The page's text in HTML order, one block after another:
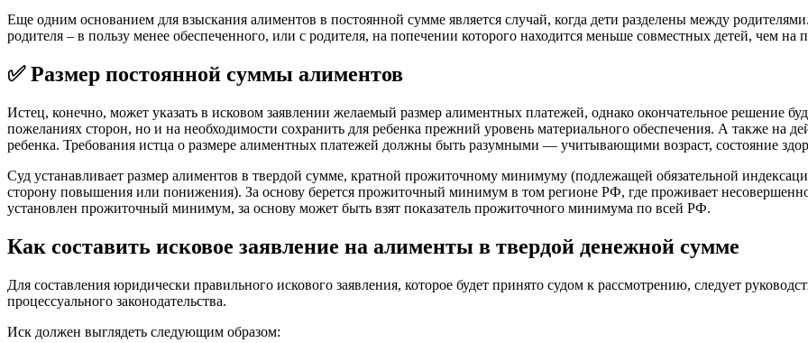
Еще одним основанием для взыскания алиментов в постоянной сумме является случай, когда дети разделены между
родителя – в пользу менее обеспеченного, или с родителя, на попечении которого находится меньше совместных детей, чем на
✅ Размер постоянной суммы алиментов
Истец, конечно, может указать в исковом заявлении желаемый размер алиментных платежей, однако окончательное решение
пожеланиях сторон, но и на необходимости сохранить для ребенка прежний уровень материального обеспечения. А также на
ребенка. Требования истца о размере алиментных платежей должны быть разумными — учитывающими возраст, состояние
Суд устанавливает размер алиментов в твердой сумме, кратной прожиточному минимуму (подлежащей обязательной
сторону повышения или понижения). За основу берется прожиточный минимум в том регионе РФ, где проживает
установлен прожиточный минимум, за основу может быть взят показатель прожиточного минимума по всей РФ.
Как составить исковое заявление на алименты в твердой денежной сумме
Для составления юридически правильного искового заявления, которое будет принято судом к рассмотрению, следует
процессуального законодательства.
Иск должен выглядеть следующим образом: